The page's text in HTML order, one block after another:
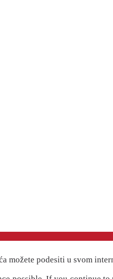
možete podesiti u svom